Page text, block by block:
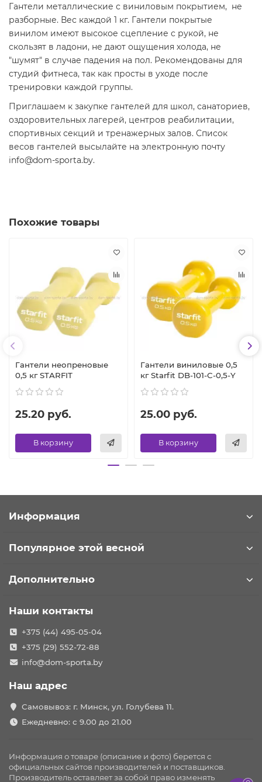
Гантели металлические с виниловым покрытием, не
разборные. Вес каждой 1 кг. Гантели покрытые
винилом имеют высокое сцепление с рукой, не
скользят в ладони, не дают ощущения холода, не
"шумят" в случае падения на пол. Рекомендованы для
студий фитнеса, так как просты в уходе после
тренировки каждой группы.
Приглашаем к закупке гантелей для школ, санаториев,
оздоровительных лагерей, центров реабилитации,
спортивных секций и тренажерных залов. Список
весов гантелей высылайте на электронную почту
info@dom-sporta.by.
Похожие товары
Гантели неопреновые
0,5 кг STARFIT
25.20 руб.
В корзину
Гантели виниловые 0,5
кг Starfit DB-101-C-0,5-Y
25.00 руб.
В корзину
Информация
Популярное этой весной
Дополнительно
Наши контакты
+375 (44) 495-05-04
+375 (29) 552-72-88
info@dom-sporta.by
Наш адрес
Самовывоз: г. Минск, ул. Голубева 11.
Ежедневно: с 9.00 до 21.00
Информация о товаре (описание и фото) берется с
официальных сайтов производителей и поставщиков.
Производитель оставляет за собой право изменять